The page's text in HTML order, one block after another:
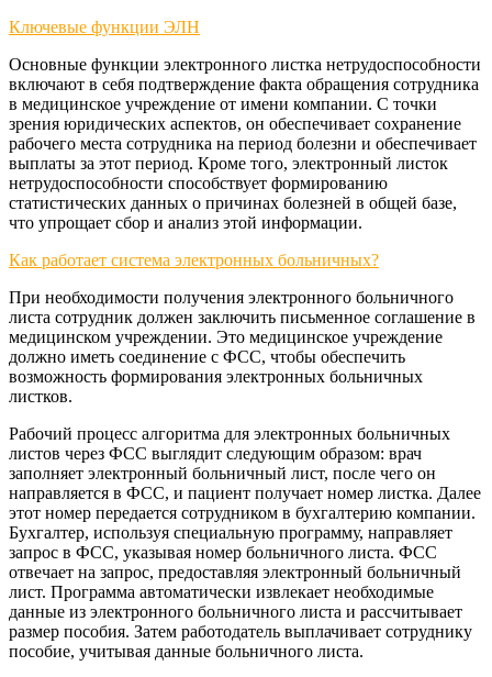
Ключевые функции ЭЛН
Основные функции электронного листка нетрудоспособности
включают в себя подтверждение факта обращения сотрудника
в медицинское учреждение от имени компании. С точки
зрения юридических аспектов, он обеспечивает сохранение
рабочего места сотрудника на период болезни и обеспечивает
выплаты за этот период. Кроме того, электронный листок
нетрудоспособности способствует формированию
статистических данных о причинах болезней в общей базе,
что упрощает сбор и анализ этой информации.
Как работает система электронных больничных?
При необходимости получения электронного больничного
листа сотрудник должен заключить письменное соглашение в
медицинском учреждении. Это медицинское учреждение
должно иметь соединение с ФСС, чтобы обеспечить
возможность формирования электронных больничных
листков.
Рабочий процесс алгоритма для электронных больничных
листов через ФСС выглядит следующим образом: врач
заполняет электронный больничный лист, после чего он
направляется в ФСС, и пациент получает номер листка. Далее
этот номер передается сотрудником в бухгалтерию компании.
Бухгалтер, используя специальную программу, направляет
запрос в ФСС, указывая номер больничного листа. ФСС
отвечает на запрос, предоставляя электронный больничный
лист. Программа автоматически извлекает необходимые
данные из электронного больничного листа и рассчитывает
размер пособия. Затем работодатель выплачивает сотруднику
пособие, учитывая данные больничного листа.